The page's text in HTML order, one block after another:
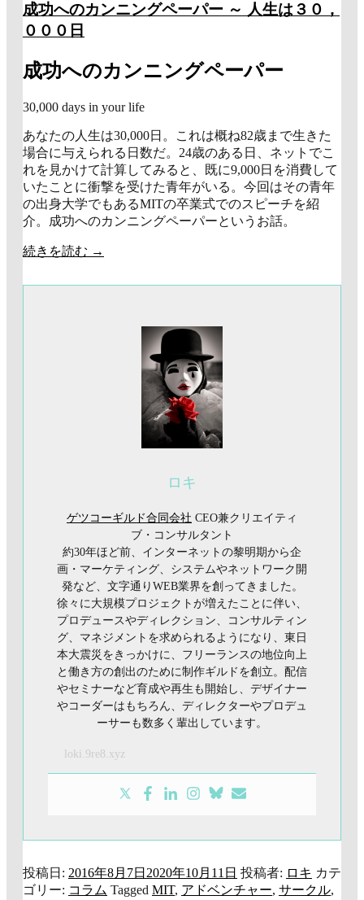
成功へのカンニングペーパー ～ 人生は３０，
０００日
成功へのカンニングペーパー
30,000 days in your life
あなたの人生は30,000日。これは概ね82歳まで生きた
場合に与えられる日数だ。24歳のある日、ネットでこ
れを見かけて計算してみると、既に9,000日を消費して
いたことに衝撃を受けた青年がいる。今回はその青年
の出身大学でもあるMITの卒業式でのスピーチを紹
介。成功へのカンニングペーパーというお話。
続きを読む →
ロキ
ゲツコーギルド合同会社 CEO兼クリエイティ
ブ・コンサルタント
約30年ほど前、インターネットの黎明期から企
画・マーケティング、システムやネットワーク開
発など、文字通りWEB業界を創ってきました。
徐々に大規模プロジェクトが増えたことに伴い、
プロデュースやディレクション、コンサルティン
グ、マネジメントを求められるようになり、東日
本大震災をきっかけに、フリーランスの地位向上
と働き方の創出のために制作ギルドを創立。配信
やセミナーなど育成や再生も開始し、デザイナー
やコーダーはもちろん、ディレクターやプロデュ
ーサーも数多く輩出しています。
loki.9re8.xyz
投稿日: 2016年8月7日 2020年10月11日 投稿者: ロキ カテ
ゴリー: コラム Tagged MIT, アドベンチャー, サークル,